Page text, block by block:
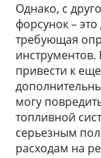
Однако, с
форсунок –
требующая
привести к
могу
топливной
серьезным
расходам на